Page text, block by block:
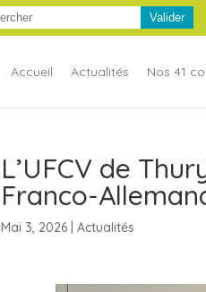
Accueil Actualités Nos 41
L’UFCV de
Franco-
Mai 3, 2026| Actualités